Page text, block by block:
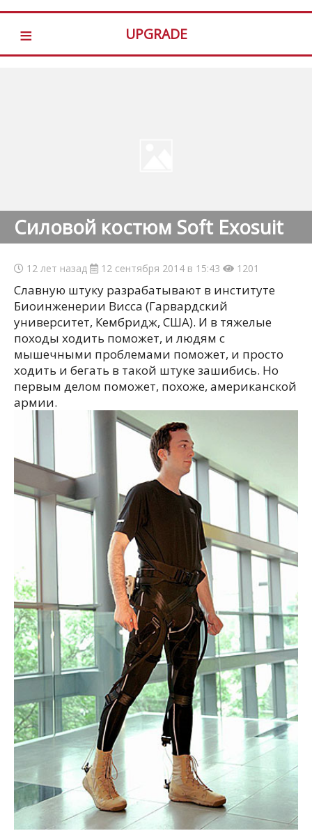
≡ UPGRADE
Силовой костюм Soft Exosuit
12 лет назад 12 сентября 2014 в 15:43 1201
Славную штуку разрабатывают в институте
Биоинженерии Висса (Гарвардский
университет, Кембридж, США). И в тяжелые
походы ходить поможет, и людям с
мышечными проблемами поможет, и просто
ходить и бегать в такой штуке зашибись. Но
первым делом поможет, похоже, американской
армии.